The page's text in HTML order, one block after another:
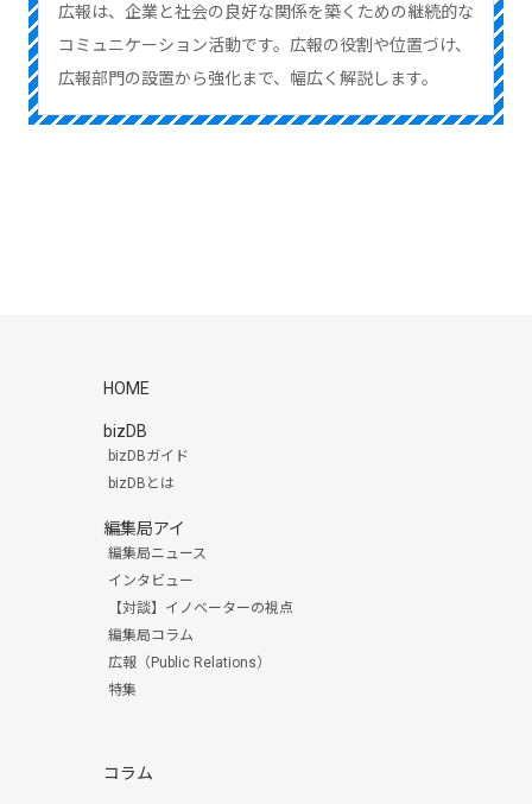
広報は、企業と社会の良好な関係を築くための継続的な
コミュニケーション活動です。広報の役割や位置づけ、
広報部門の設置から強化まで、幅広く解説します。
HOME
bizDB
bizDBガイド
bizDBとは
編集局アイ
編集局ニュース
インタビュー
【対談】イノベーターの視点
編集局コラム
広報（Public Relations）
特集
コラム